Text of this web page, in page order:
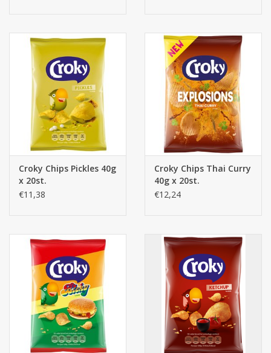
Croky Chips Pickles 40g
x 20st.
€11,38
Croky Chips Thai Curry
40g x 20st.
€12,24